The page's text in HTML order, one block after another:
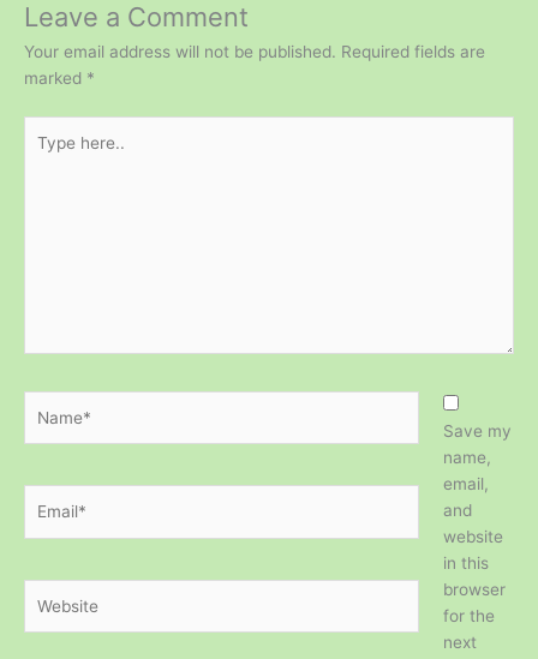
Leave a Comment
Your email address will not be published. Required fields are
marked *
here..
Save my
name,
email,
and
website
in this
browser
for the
next